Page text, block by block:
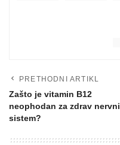
PRETHODNI ARTIKL
Zašto je vitamin B12
neophodan za zdrav nervni
sistem?